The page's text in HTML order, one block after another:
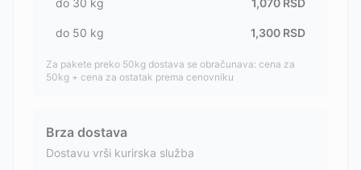
do 30 kg 1,070 RSD
do 50 kg 1,300 RSD
Za pakete preko 50kg dostava se obračunava: cena za
50kg + cena za ostatak prema cenovniku
Brza dostava
Dostavu vrši kurirska služba